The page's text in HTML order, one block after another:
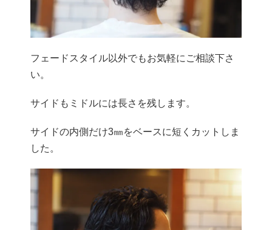
フェードスタイル以外でもお気軽にご相談下さ
い。
サイドもミドルには長さを残します。
サイドの内側だけ3㎜をベースに短くカットしま
した。